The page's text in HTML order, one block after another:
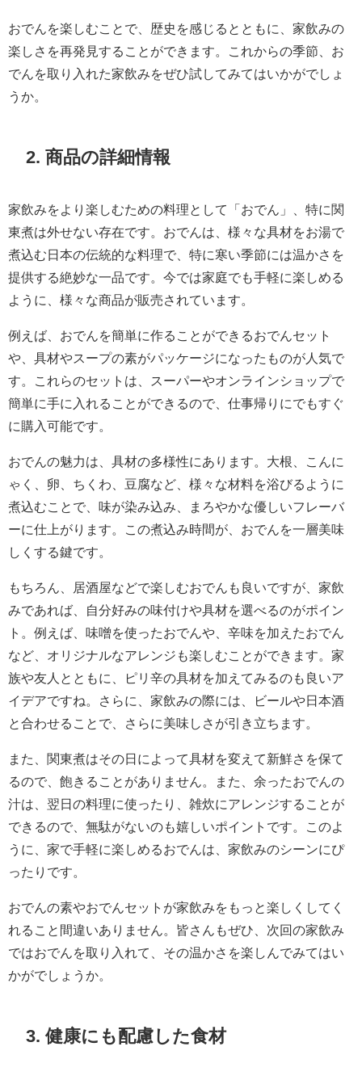
おでんを楽しむことで、歴史を感じるとともに、家飲みの
楽しさを再発見することができます。これからの季節、お
でんを取り入れた家飲みをぜひ試してみてはいかがでしょ
うか。
2. 商品の詳細情報
家飲みをより楽しむための料理として「おでん」、特に関
東煮は外せない存在です。おでんは、様々な具材をお湯で
煮込む日本の伝統的な料理で、特に寒い季節には温かさを
提供する絶妙な一品です。今では家庭でも手軽に楽しめる
ように、様々な商品が販売されています。
例えば、おでんを簡単に作ることができるおでんセット
や、具材やスープの素がパッケージになったものが人気で
す。これらのセットは、スーパーやオンラインショップで
簡単に手に入れることができるので、仕事帰りにでもすぐ
に購入可能です。
おでんの魅力は、具材の多様性にあります。大根、こんに
ゃく、卵、ちくわ、豆腐など、様々な材料を浴びるように
煮込むことで、味が染み込み、まろやかな優しいフレーバ
ーに仕上がります。この煮込み時間が、おでんを一層美味
しくする鍵です。
もちろん、居酒屋などで楽しむおでんも良いですが、家飲
みであれば、自分好みの味付けや具材を選べるのがポイン
ト。例えば、味噌を使ったおでんや、辛味を加えたおでん
など、オリジナルなアレンジも楽しむことができます。家
族や友人とともに、ピリ辛の具材を加えてみるのも良いア
イデアですね。さらに、家飲みの際には、ビールや日本酒
と合わせることで、さらに美味しさが引き立ちます。
また、関東煮はその日によって具材を変えて新鮮さを保て
るので、飽きることがありません。また、余ったおでんの
汁は、翌日の料理に使ったり、雑炊にアレンジすることが
できるので、無駄がないのも嬉しいポイントです。このよ
うに、家で手軽に楽しめるおでんは、家飲みのシーンにぴ
ったりです。
おでんの素やおでんセットが家飲みをもっと楽しくしてく
れること間違いありません。皆さんもぜひ、次回の家飲み
ではおでんを取り入れて、その温かさを楽しんでみてはい
かがでしょうか。
3. 健康にも配慮した食材